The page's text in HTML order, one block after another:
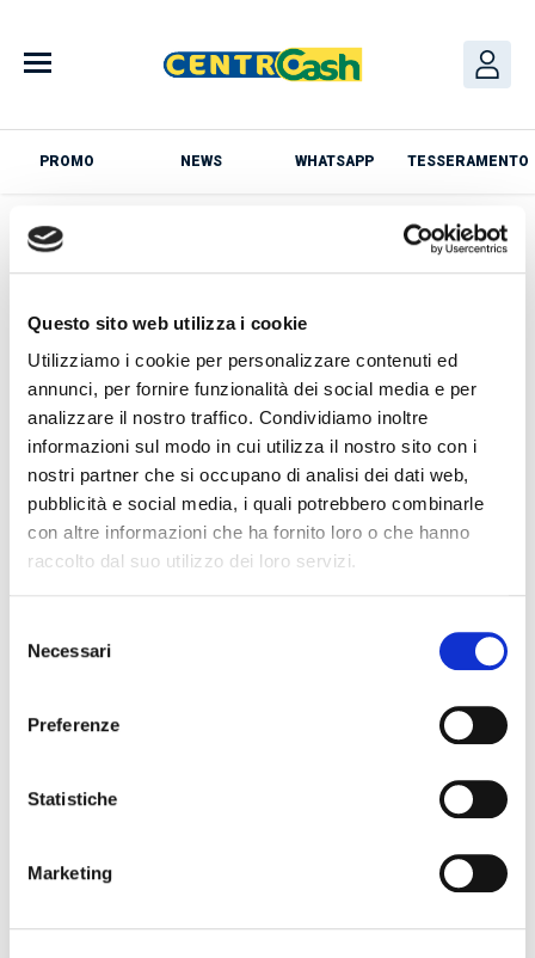
Questo sito web utilizza i cookie
Utilizziamo i cookie per personalizzare contenuti ed
annunci, per fornire funzionalità dei social media e per
analizzare il nostro traffico. Condividiamo inoltre
informazioni sul modo in cui utilizza il nostro sito con i
nostri partner che si occupano di analisi dei dati web,
pubblicità e social media, i quali potrebbero combinarle
con altre informazioni che ha fornito loro o che hanno
raccolto dal suo utilizzo dei loro servizi.
delNecessari
Preferenze
Statistiche
Marketing
content
PROMO NEWS WHATSAPP TESSERAMENTO
Azienda
News